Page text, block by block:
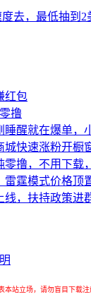
去，最低抽到2
红包
撸
醒就在爆单，
快速涨粉开橱
撸，不用下载
雷霆模式价格顶
，扶持政策进
站立场，请勿盲目下载注